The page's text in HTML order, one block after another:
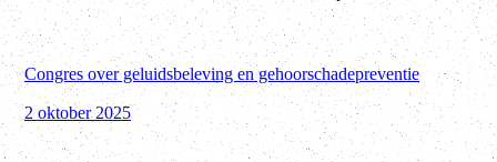
Congres over geluidsbeleving en gehoorschadepreventie
2 oktober 2025